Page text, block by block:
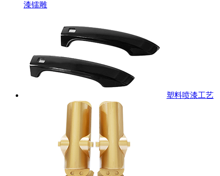
漆镭雕
塑料喷漆工艺